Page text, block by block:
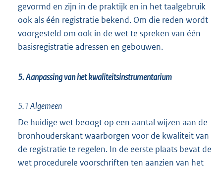
gevormd en zijn in de praktijk en in het taalgebruik
ook als één registratie bekend. Om die reden wordt
voorgesteld om ook in de wet te spreken van één
basisregistratie adressen en gebouwen.
5. Aanpassing van het kwaliteitsinstrumentarium
5.1 Algemeen
De huidige wet beoogt op een aantal wijzen aan de
bronhouderskant waarborgen voor de kwaliteit van
de registratie te regelen. In de eerste plaats bevat de
wet procedurele voorschriften ten aanzien van het